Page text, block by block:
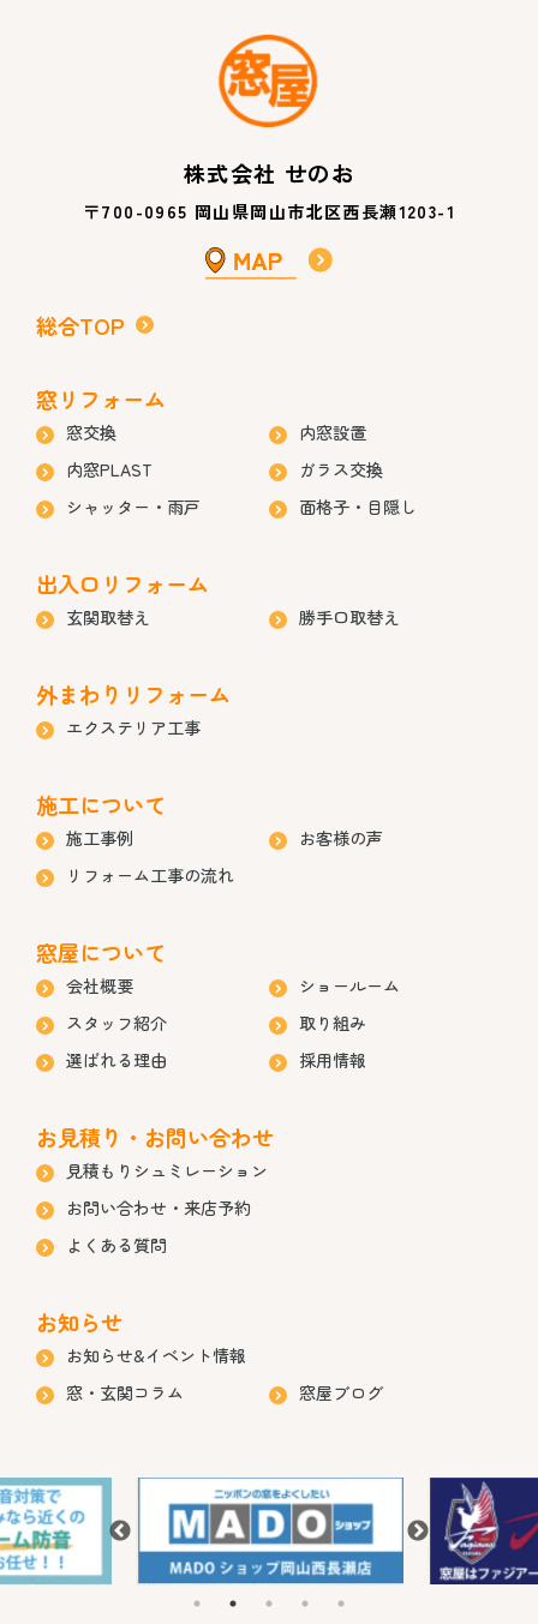
株式会社 せのお
〒700-0965 岡山県岡山市北区西長瀬1203-1
総合TOP
窓リフォーム
窓交換
内窓設置
内窓PLAST
ガラス交換
シャッター・雨戸
面格子・目隠し
出入口リフォーム
玄関取替え 勝手口取替え
外まわりリフォーム
エクステリア工事
施工について
施工事例
お客様の声
リフォーム工事の流れ
窓屋について
会社概要
ショールーム
スタッフ紹介
取り組み
選ばれる理由
採用情報
お見積り・お問い合わせ
見積もりシュミレーション
お問い合わせ・来店予約
よくある質問
お知らせ
お知らせ&イベント情報
窓・玄関コラム
窓屋ブログ